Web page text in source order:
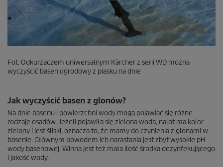
Fot. Odkurzaczem uniwersalnym Kärcher z serii WD można
wyczyścić basen ogrodowy z piasku na dnie
Jak wyczyścić basen z glonów?
Na dnie basenu i powierzchni wody mogą pojawiać się różne
rodzaje osadów. Jeżeli pojawiła się zielona woda, nalot ma kolor
zielony i jest śliski, oznacza to, że mamy do czynienia z glonami w
basenie. Głównym powodem ich narastania jest zbyt wysokie pH
wody basenowej. Winna jest też mała ilość środka dezynfekującego
i jakość wody.